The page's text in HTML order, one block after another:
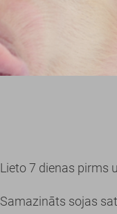
Lieto 7 dienas pirms
Samazināts sojas